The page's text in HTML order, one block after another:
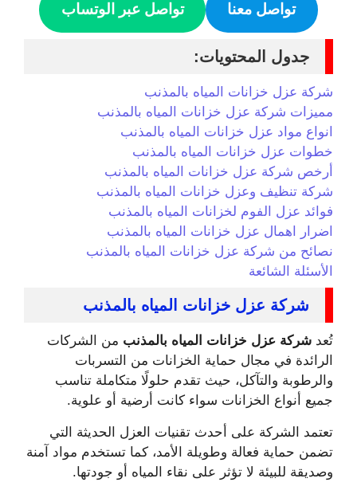
تواصل معنا تواصل عبر الوتساب
جدول المحتويات:
شركة عزل خزانات المياه بالمذنب
مميزات شركة عزل خزانات المياه بالمذنب
انواع مواد عزل خزانات المياه بالمذنب
خطوات عزل خزانات المياه بالمذنب
أرخص شركة عزل خزانات المياه بالمذنب
شركة تنظيف وعزل خزانات المياه بالمذنب
فوائد عزل الفوم لخزانات المياه بالمذنب
اضرار اهمال عزل خزانات المياه بالمذنب
نصائح من شركة عزل خزانات المياه بالمذنب
الأسئلة الشائعة
شركة عزل خزانات المياه بالمذنب
تُعد شركة عزل خزانات المياه بالمذنب من الشركات
الرائدة في مجال حماية الخزانات من التسربات
والرطوبة والتآكل، حيث تقدم حلولًا متكاملة تناسب
جميع أنواع الخزانات سواء كانت أرضية أو علوية.
تعتمد الشركة على أحدث تقنيات العزل الحديثة التي
تضمن حماية فعالة وطويلة الأمد، كما تستخدم مواد آمنة
وصديقة للبيئة لا تؤثر على نقاء المياه أو جودتها.